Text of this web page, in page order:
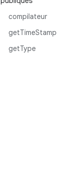
compilateur
getTimeStamp
getType